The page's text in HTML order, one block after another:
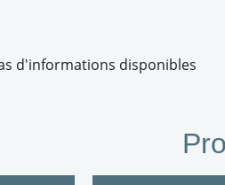
d'informations disponibles